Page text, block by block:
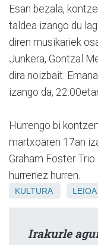
Esan bezala,
taldea izango du
diren musikariek
Junkera, Gontzal
dira noizbait.
izango da,
Hurrengo bi
martxoaren 17an
Graham Foster
hurrenez hurren.
KULTURA LEIOA
Irakurle